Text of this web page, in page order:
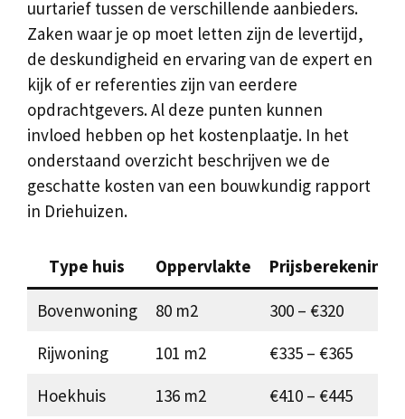
uurtarief tussen de verschillende aanbieders.
Zaken waar je op moet letten zijn de levertijd,
de deskundigheid en ervaring van de expert en
kijk of er referenties zijn van eerdere
opdrachtgevers. Al deze punten kunnen
invloed hebben op het kostenplaatje. In het
onderstaand overzicht beschrijven we de
geschatte kosten van een bouwkundig rapport
in Driehuizen.
Type huis Oppervlakte Prijsberekening
Bovenwoning 80 m2
300 – €320
Rijwoning
101 m2
€335 – €365
Hoekhuis
136 m2
€410 – €445